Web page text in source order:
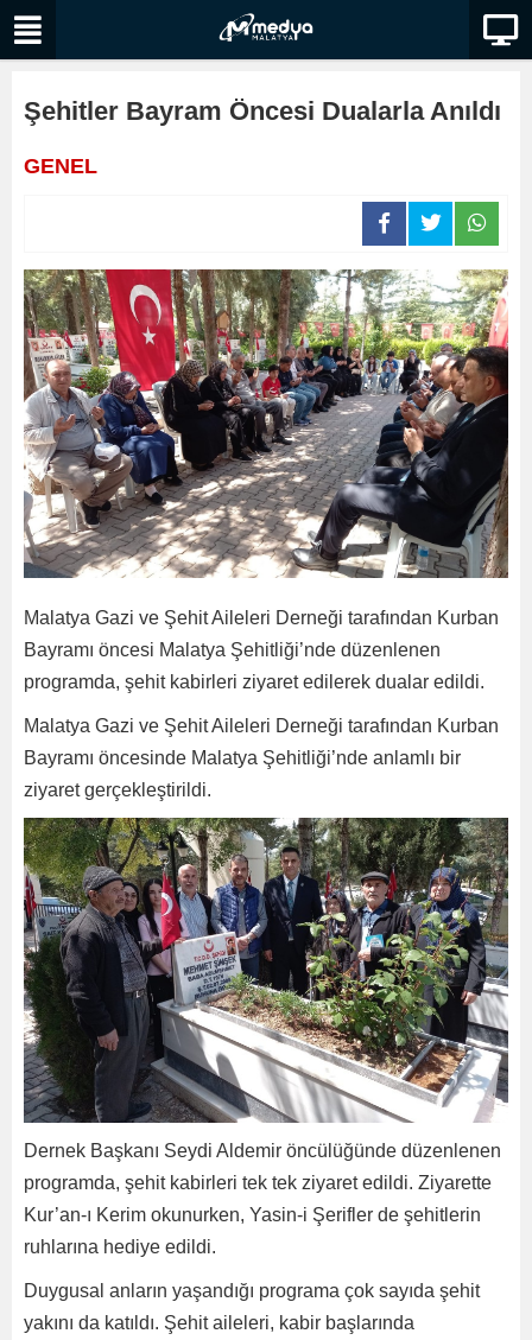
Şehitler Bayram Öncesi Dualarla Anıldı
GENEL
Malatya Gazi ve Şehit Aileleri Derneği tarafından Kurban
Bayramı öncesi Malatya Şehitliği’nde düzenlenen
programda, şehit kabirleri ziyaret edilerek dualar edildi.
Malatya Gazi ve Şehit Aileleri Derneği tarafından Kurban
Bayramı öncesinde Malatya Şehitliği’nde anlamlı bir
ziyaret gerçekleştirildi.
Dernek Başkanı Seydi Aldemir öncülüğünde düzenlenen
programda, şehit kabirleri tek tek ziyaret edildi. Ziyarette
Kur’an-ı Kerim okunurken, Yasin-i Şerifler de şehitlerin
ruhlarına hediye edildi.
Duygusal anların yaşandığı programa çok sayıda şehit
yakını da katıldı. Şehit aileleri, kabir başlarında